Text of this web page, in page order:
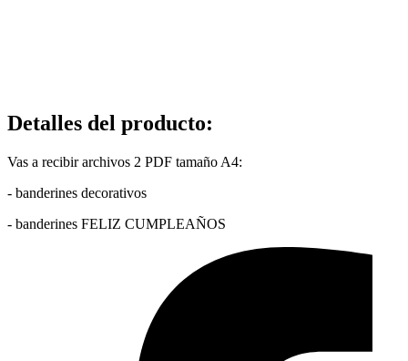
Detalles del producto:
Vas a recibir archivos 2 PDF tamaño A4:
- banderines decorativos
- banderines FELIZ CUMPLEAÑOS